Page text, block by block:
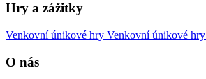
Hry a zážitky
Venkovní únikové hry Venkovní únikové hry
O nás